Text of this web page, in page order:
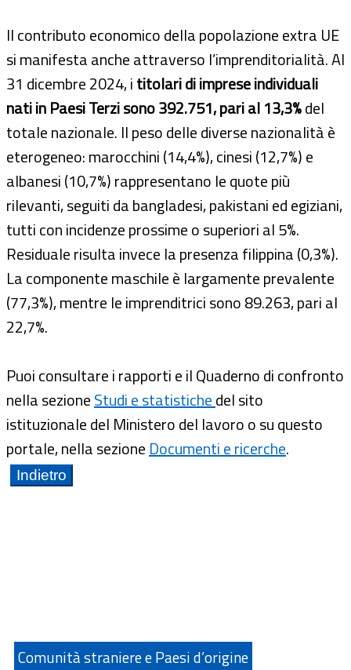
Il contributo economico della popolazione extra UE
si manifesta anche attraverso l’imprenditorialità. Al
31 dicembre 2024, ititolari di imprese individuali
nati in Paesi Terzi sono 392.751, pari al 13,3%del
totale nazionale. Il peso delle diverse nazionalità è
eterogeneo: marocchini (14,4%), cinesi (12,7%) e
albanesi (10,7%) rappresentano le quote più
rilevanti, seguiti da bangladesi, pakistani ed egiziani,
tutti con incidenze prossime o superiori al 5%.
Residuale risulta invece la presenza filippina (0,3%).
La componente maschile è largamente prevalente
(77,3%), mentre le imprenditrici sono 89.263, pari al
22,7%.
Puoi consultare i rapporti e il Quaderno di confronto
nella sezioneStudi e statistichedel sito
istituzionale del Ministero del lavoro o su questo
portale, nella sezione Documenti e ricerche.
Comunità straniere e Paesi d’origine